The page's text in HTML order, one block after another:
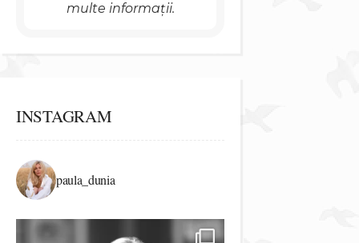
multe informații.
INSTAGRAM
paula_dunia